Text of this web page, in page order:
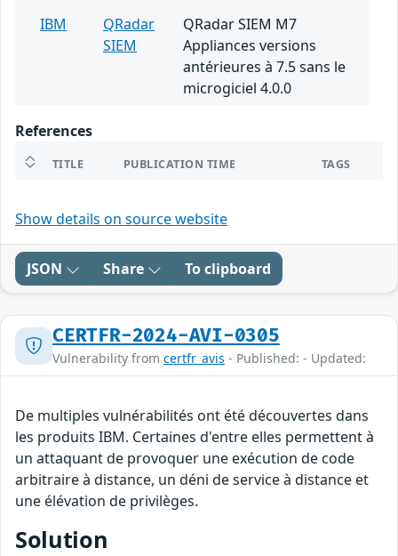
IBM
QRadar
SIEM
QRadar SIEM M7
Appliances versions
antérieures à 7.5 sans le
microgiciel 4.0.0
References
TITLE PUBLICATION TIME TAGS
Show details on source website
JSON Share To clipboard
CERTFR-2024-AVI-0305
Vulnerability from certfr_avis - Published: - Updated:
De multiples vulnérabilités ont été découvertes dans
les produits IBM. Certaines d'entre elles permettent à
un attaquant de provoquer une exécution de code
arbitraire à distance, un déni de service à distance et
une élévation de privilèges.
Solution